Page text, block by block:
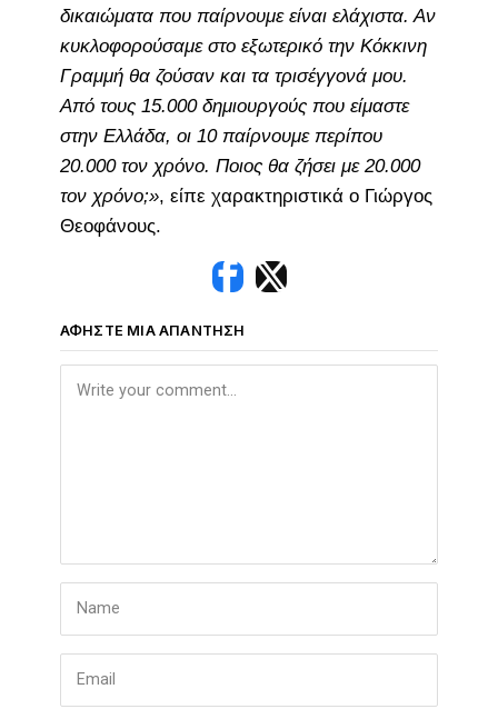
δικαιώματα που παίρνουμε είναι ελάχιστα. Αν
κυκλοφορούσαμε στο εξωτερικό την Κόκκινη
Γραμμή θα ζούσαν και τα τρισέγγονά μου.
Από τους 15.000 δημιουργούς που είμαστε
στην Ελλάδα, οι 10 παίρνουμε περίπου
20.000 τον χρόνο. Ποιος θα ζήσει με 20.000
τον χρόνο;», είπε χαρακτηριστικά ο Γιώργος
Θεοφάνους.
ΑΦΉΣΤΕ ΜΙΑ ΑΠΆΝΤΗΣΗ